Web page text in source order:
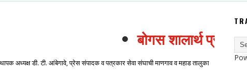
बोगस शालार्थ
अध्यक्ष डी. टी. आंबेगावे, प्रेस संपादक व पत्रकार सेवा संघाची माणगाव व महाड तालुका